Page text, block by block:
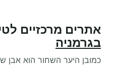
אתרים מרכזיים
בגרמניה
כמובן היער השחור הוא אבן